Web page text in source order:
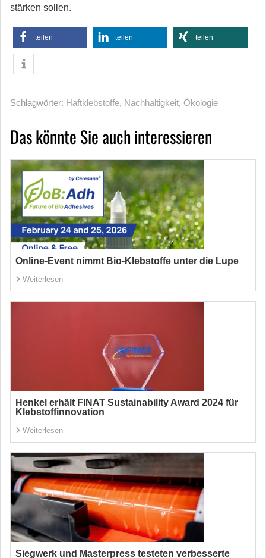
stärken sollen.
teilen teilen teilen
Schlagwörter: Haftklebstoffe, Nachhaltigkeit, Ökologie
Das könnte Sie auch interessieren
Online-Event nimmt Bio-Klebstoffe unter die Lupe
Weiterlesen
Henkel erhält FINAT Sustainability Award 2024 für
Klebstoffinnovation
Weiterlesen
Siegwerk und Masterpress testeten verbesserte